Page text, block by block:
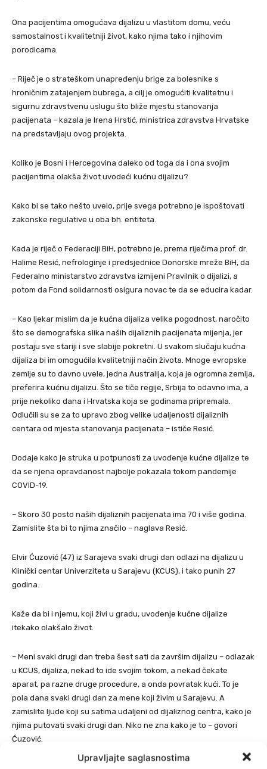
Upravljajte saglasnostima
Ona pacijentima omogućava dijalizu u vlastitom domu, veću
samostalnost i kvalitetniji život, kako njima tako i njihovim
porodicama.
– Riječ je o strateškom unapređenju brige za bolesnike s
hroničnim zatajenjem bubrega, a cilj je omogućiti kvalitetnu i
sigurnu zdravstvenu uslugu što bliže mjestu stanovanja
pacijenata – kazala je Irena Hrstić, ministrica zdravstva Hrvatske
na predstavljaju ovog projekta.
Koliko je Bosni i Hercegovina daleko od toga da i ona svojim
pacijentima olakša život uvodeći kućnu dijalizu?
Kako bi se tako nešto uvelo, prije svega potrebno je ispoštovati
zakonske regulative u oba bh. entiteta.
Kada je riječ o Federaciji BiH, potrebno je, prema riječima prof. dr.
Halime Resić, nefrologinje i predsjednice Donorske mreže BiH, da
Federalno ministarstvo zdravstva izmijeni Pravilnik o dijalizi, a
potom da Fond solidarnosti osigura novac te da se educira kadar.
– Kao ljekar mislim da je kućna dijaliza velika pogodnost, naročito
što se demografska slika naših dijaliznih pacijenata mijenja, jer
postaju sve stariji i sve slabije pokretni. U svakom slučaju kućna
dijaliza bi im omogućila kvalitetniji način života. Mnoge evropske
zemlje su to davno uvele, jedna Australija, koja je ogromna zemlja,
preferira kućnu dijalizu. Što se tiče regije, Srbija to odavno ima, a
prije nekoliko dana i Hrvatska koja se godinama pripremala.
Odlučili su se za to upravo zbog velike udaljenosti dijaliznih
centara od mjesta stanovanja pacijenata – ističe Resić.
Dodaje kako je struka u potpunosti za uvođenje kućne dijalize te
da se njena opravdanost najbolje pokazala tokom pandemije
COVID-19.
– Skoro 30 posto naših dijaliznih pacijenata ima 70 i više godina.
Zamislite šta bi to njima značilo – naglava Resić.
Elvir Ćuzović (47) iz Sarajeva svaki drugi dan odlazi na dijalizu u
Klinički centar Univerziteta u Sarajevu (KCUS), i tako punih 27
godina.
Kaže da bi i njemu, koji živi u gradu, uvođenje kućne dijalize
itekako olakšalo život.
– Meni svaki drugi dan treba šest sati da završim dijalizu – odlazak
u KCUS, dijaliza, nekad to ide svojim tokom, a nekad čekate
aparat, pa razne druge procedure, a onda povratak kući. To je
pola dana svaki drugi dan za mene koji živim u Sarajevu. A
zamislite ljude koji su satima udaljeni od dijaliznog centra, kako je
njima putovati svaki drugi dan. Niko ne zna kako je to – govori
Ćuzović.